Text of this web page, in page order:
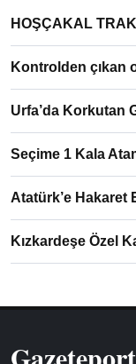
HOŞÇAKAL
Kontrolden çıkan
Urfa’da Korkutan
Seçime 1 Kala
Atatürk’e Hakaret
Kızkardeşe Özel